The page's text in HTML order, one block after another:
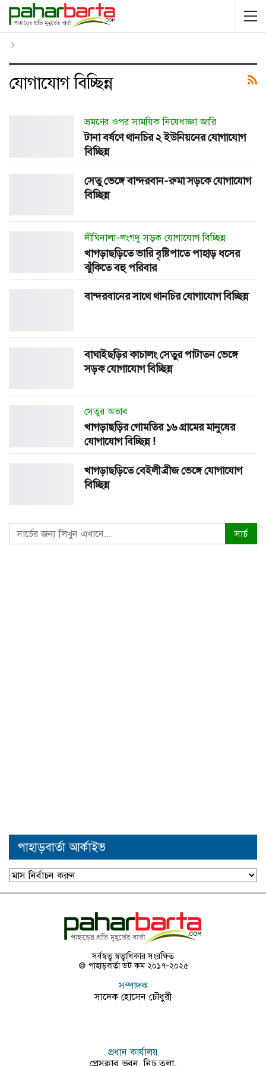
যোগাযোগ বিচ্ছিন্ন
ভ্রমণের ওপর সাময়িক নিষেধাজ্ঞা জারি
টানা বর্ষণে থানচির ২ ইউনিয়নের যোগাযোগ
বিচ্ছিন্ন
সেতু ভেঙ্গে বান্দরবান-রুমা সড়কে যোগাযোগ
বিচ্ছিন্ন
দীঘিনালা-লংগদু সড়ক যোগাযোগ বিচ্ছিন্ন
খাগড়াছড়িতে ভারি বৃষ্টিপাতে পাহাড় ধসের
ঝুঁকিতে বহু পরিবার
বান্দরবানের সাথে থানচির যোগাযোগ বিচ্ছিন্ন
বাঘাইছড়ির কাচালং সেতুর পাটাতন ভেঙ্গে
সড়ক যোগাযোগ বিচ্ছিন্ন
সেতুর অভাব
খাগড়াছড়ির গোমতির ১৬ গ্রামের মানুষের
যোগাযোগ বিচ্ছিন্ন !
খাগড়াছড়িতে বেইলী ব্রীজ ভেঙ্গে যোগাযোগ
বিচ্ছিন্ন
পাহাড়বার্তা আর্কাইভ
পাহাড়বার্তা
আর্কাইভ
সর্বস্বত্ব স্বত্বাধিকার সংরক্ষিত
© পাহাড়বার্তা ডট কম ২০১৭-২০২৫
সম্পাদক
সাদেক হোসেন চৌধুরী
প্রধান কার্যালয়
প্রেসক্লাব ভবন, নিচ তলা,